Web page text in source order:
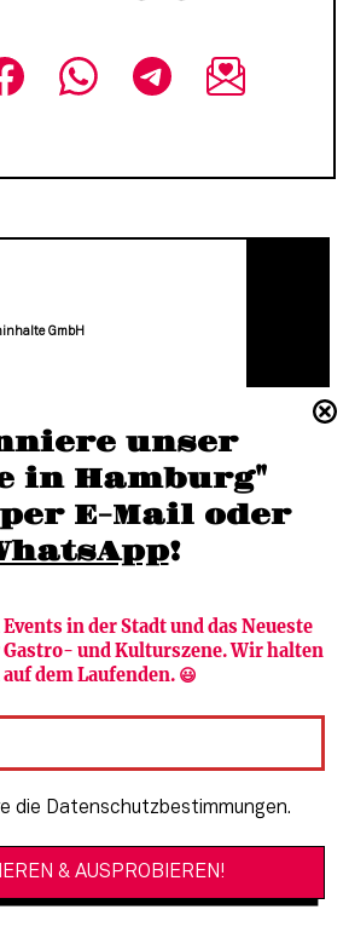
unser
in Hamburg"
Update per E-Mail oder
!
in der Stadt und das Neueste
Gastro- und Kulturszene. Wir halten
dem Laufenden. 😃
die Datenschutzbestimmungen.
GmbH